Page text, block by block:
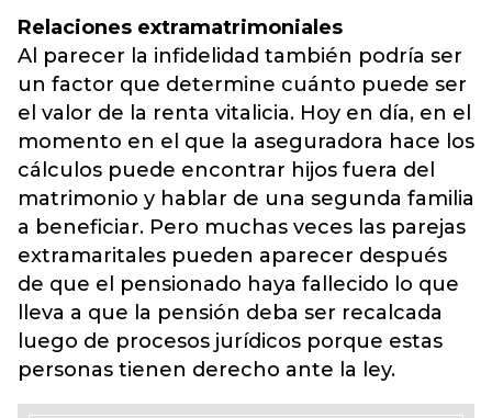
Relaciones extramatrimoniales
Al parecer la infidelidad también podría ser
un factor que determine cuánto puede ser
el valor de la renta vitalicia. Hoy en día, en el
momento en el que la aseguradora hace los
cálculos puede encontrar hijos fuera del
matrimonio y hablar de una segunda familia
a beneficiar. Pero muchas veces las parejas
extramaritales pueden aparecer después
de que el pensionado haya fallecido lo que
lleva a que la pensión deba ser recalcada
luego de procesos jurídicos porque estas
personas tienen derecho ante la ley.